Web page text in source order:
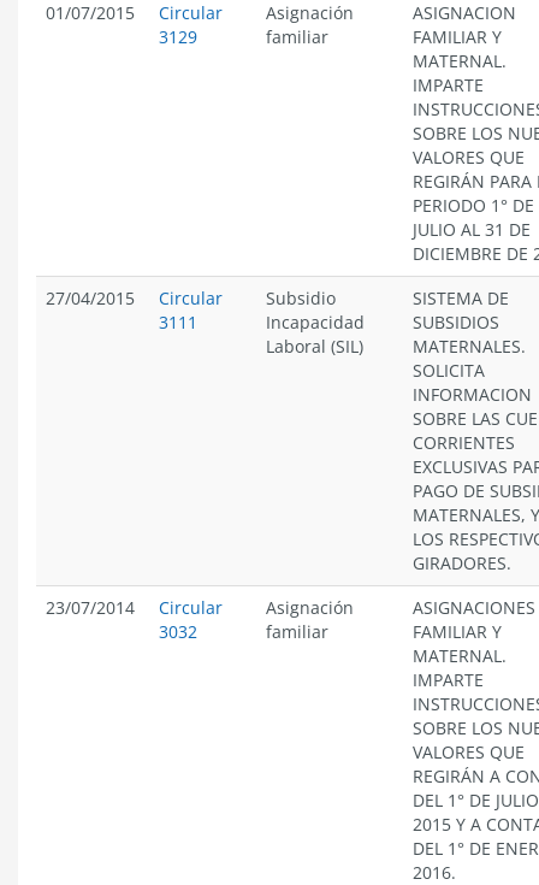
01/07/2015
Circular
3129
Asignación
familiar
ASIGNACION
FAMILIAR Y
MATERNAL.
IMPARTE
SOBRE LOS
VALORES QUE
REGIRÁN PARA
PERIODO 1° DE
JULIO AL 31 DE
DICIEMBRE DE
27/04/2015
Circular
3111
Subsidio
Incapacidad
Laboral (SIL)
SISTEMA DE
SUBSIDIOS
MATERNALES.
SOLICITA
INFORMACION
SOBRE LAS
CORRIENTES
EXCLUSIVAS
PAGO DE
MATERNALES,
LOS
GIRADORES.
23/07/2014
Circular
3032
Asignación
familiar
ASIGNACIONES
FAMILIAR Y
MATERNAL.
IMPARTE
SOBRE LOS
VALORES QUE
REGIRÁN A
DEL 1° DE
2015 Y A
DEL 1° DE
2016.